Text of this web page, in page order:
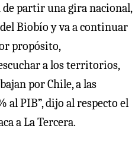
de partir una gira nacional,
Biobío y va a continuar
propósito,
a los territorios,
por Chile, a las
al PIB”, dijo al respecto el
a La Tercera.